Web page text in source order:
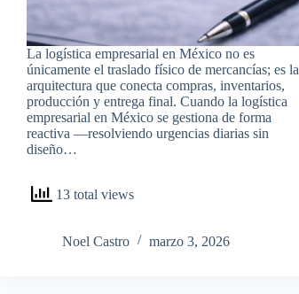
La logística empresarial en México no es
únicamente el traslado físico de mercancías; es la
arquitectura que conecta compras, inventarios,
producción y entrega final. Cuando la logística
empresarial en México se gestiona de forma
reactiva —resolviendo urgencias diarias sin
diseño…
13 total views
Noel Castro marzo 3, 2026